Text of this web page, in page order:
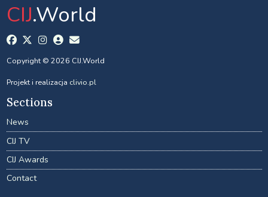
CIJ.World
Copyright © 2026 CIJ.World
Projekt i realizacja clivio.pl
Sections
News
CIJ TV
CIJ Awards
Contact